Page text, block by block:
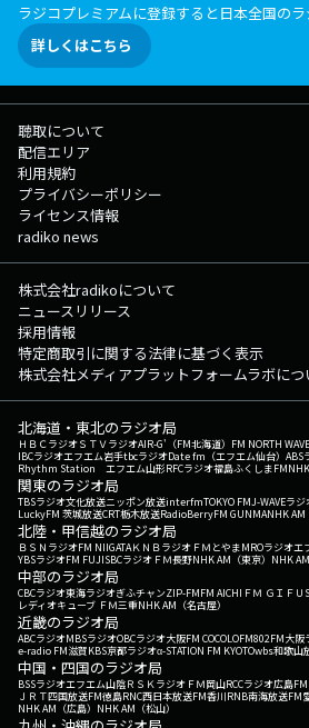
ラジコプレミアムに登録すると日本全国の
詳しくはこちら
聴取について
配信エリア
利用規約
プライバシーポリシー
ライセンス情報
radiko news
株式会社radikoについて
ニュースリリース
採用情報
特定商取引に関する法律に基づく表示
株式会社メディアプラットフォームラボにつ
北海道・東北のラジオ局
ＨＢＣラジオＳＴＶラジオAIR-G'（FM北海道） FM NORTH WAVE
IBCラジオエフエム岩手tbcラジオDate fm（エフエム仙台） ABS
Rhythm Station エフエム山形RFCラジオ福島ふくしまFM
関東のラジオ局
TBSラジオ文化放送ニッポン放送interfmTOKYO FMJ-WAVEラジ
LuckyFM 茨城放送CRT栃木放送RadioBerryFM GUNMANHK AM
北陸・甲信越のラジオ局
ＢＳＮラジオFM NIIGATAＫＮＢラジオ ＦＭとやまMROラジオエ
YBSラジオFM FUJISBCラジオ ＦＭ長野NHK AM（東京） NHK
中部のラジオ局
CBCラジオ東海ラジオぎふチャンZIP-FMFM AICHI ＦＭ ＧＩＦＵ
レディオキューブ ＦＭ三重NHK AM（名古屋）
近畿のラジオ局
ABCラジオMBSラジオOBCラジオ大阪FM COCOLOFM802FM大阪
e-radio FM滋賀KBS京都ラジオα-STATION FM KYOTOwbs和歌山
中国・四国のラジオ局
BSSラジオエフエム山陰ＲＳＫラジオ ＦＭ岡山RCCラジオ広島FM
ＪＲＴ四国放送FM徳島RNC西日本放送FM香川RNB南海放送FM
NHK AM（広島） NHK AM（松山）